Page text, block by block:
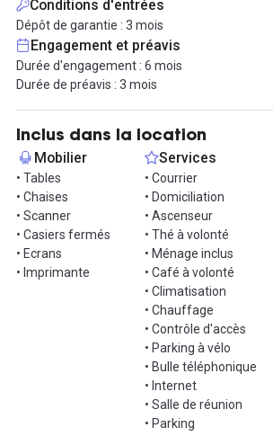
disposition.
Cet espace se distingue par son
de Paris, offrant un cadre professionnel
communauté de membres issus de divers
professionnels, cet environnement favorise
échanges d'idées. Les services proposés sont
notamment des cabines téléphoniques
la confidentialité de vos appels, créant ainsi
la concentration et à la productivité. De plus,
réunion sont incluses dans votre abonnement.
Pour les amateurs de deux-roues, un local à
disposition, favorisant ainsi un mode de
proximité des parkings assure une
tous, facilitant vos déplacements
Situé au cœur de Pigalle, un quartier animé
espace offre la possibilité d'explorer les
après le travail. Les lignes de métro 2 et 12 à
également les déplacements, assurant une
toute la ville. Enfin, ces espaces conviviaux
célébrer les succès de votre équipe,
Conditions d'entrées
Dépôt de garantie : 3 mois
Engagement et préavis
Durée d'engagement : 6 mois
Durée de préavis : 3 mois
Inclus dans la location
Mobilier
• Tables
• Chaises
• Scanner
• Casiers fermés
• Ecrans
• Imprimante
Services
• Courrier
• Domiciliation
• Ascenseur
• Thé à volonté
• Ménage inclus
• Café à volonté
• Climatisation
• Chauffage
• Contrôle d'accès
• Parking à vélo
• Bulle téléphonique
• Internet
• Salle de réunion
• Parking